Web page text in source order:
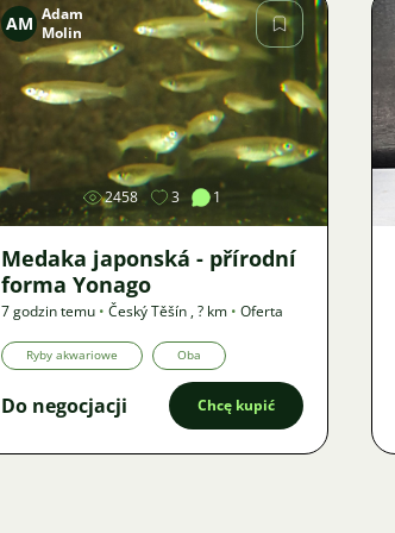
Zdjęcie
AM Adam
Molin
2458 3 1
Medaka japonská - přírodní
forma Yonago
7 godzin temu • Český Těšín ,? km • Oferta
Ryby akwariowe Oba
Do negocjacji Chcę kupić